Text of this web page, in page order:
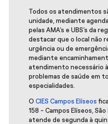
Todos os atendimentos
unidade, mediante
pelas AMA’s e UBS’s da
destacar que o local não
urgência ou de
mediante
atendimento necessário
problemas de saúde em
especialidades.
O CIES Campos Elíseos
158 - Campos Elíseos,
atende de segunda à